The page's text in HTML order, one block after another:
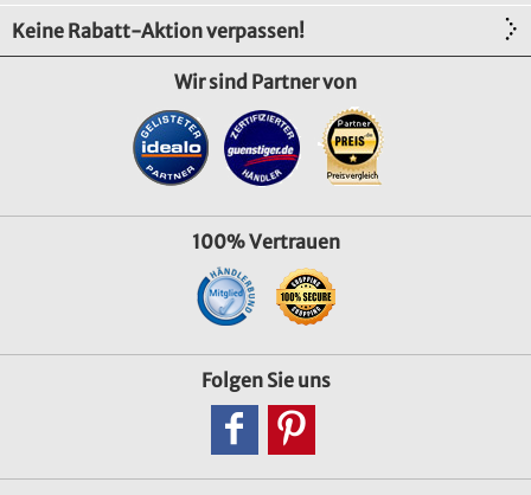
Keine Rabatt-Aktion verpassen!
Wir sind Partner von
100% Vertrauen
Folgen Sie uns